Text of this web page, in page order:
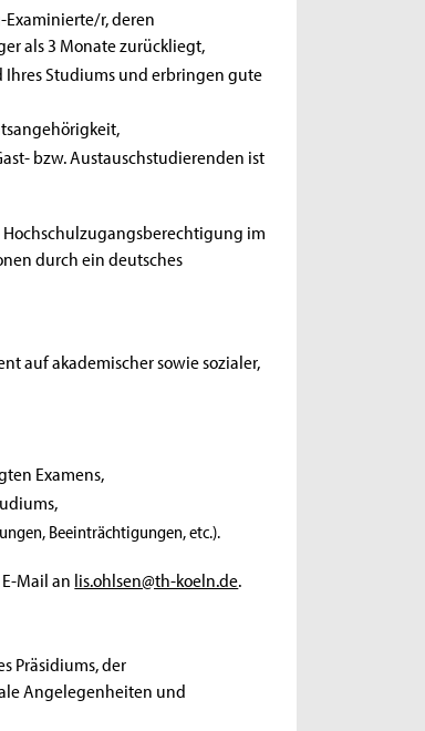
r, deren
als 3 Monate zurückliegt,
Studiums und erbringen gute
bzw. Austauschstudierenden ist
im
durch ein deutsches
auf akademischer sowie sozialer,
Examens,
Beeinträchtigungen, etc.).
Mail an lis.ohlsen@th-koeln.de.
Präsidiums, der
Angelegenheiten und